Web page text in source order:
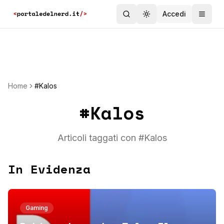
Toggle theme
Accedi
Home #Kalos
#Kalos
Articoli taggati con #Kalos
In Evidenza
Gaming